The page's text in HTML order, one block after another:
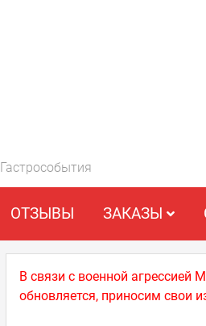
Гастрособытия
ОТЗЫВЫ ЗАКАЗЫ
В связи с военной
обновляется, приносим свои